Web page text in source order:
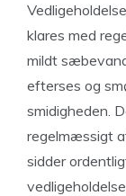
klares med
mildt
efterses og
smidigheden.
regelmæssigt
sidder